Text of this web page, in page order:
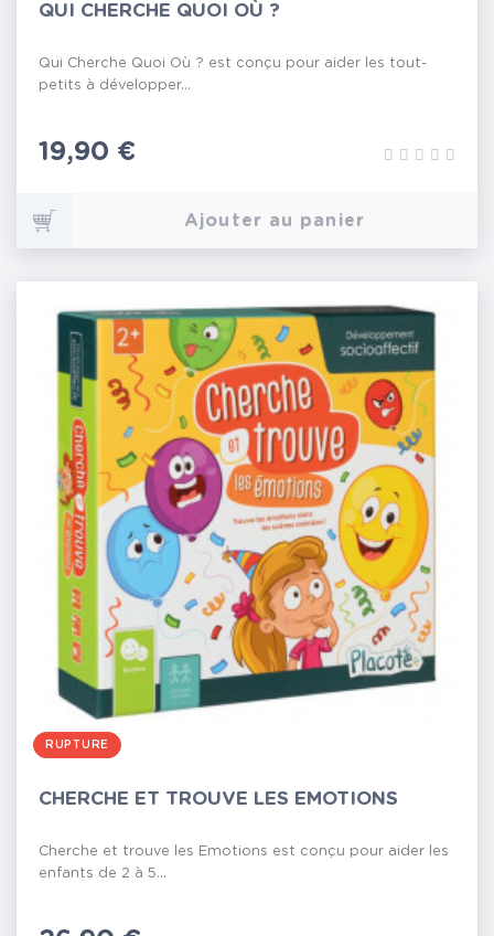
QUI CHERCHE QUOI OÙ ?
Qui Cherche Quoi Où ? est conçu pour aider les tout-
petits à développer...
Prix
19,90 €
Ajouter au panier
RUPTURE
CHERCHE ET TROUVE LES EMOTIONS
Cherche et trouve les Emotions est conçu pour aider les
enfants de 2 à 5...